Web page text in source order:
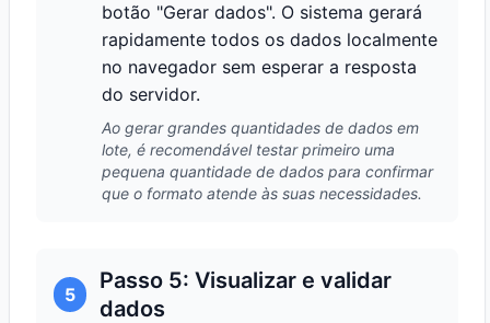
botão "Gerar dados". O sistema gerará
rapidamente todos os dados localmente
no navegador sem esperar a resposta
do servidor.
Ao gerar grandes quantidades de dados em
lote, é recomendável testar primeiro uma
pequena quantidade de dados para confirmar
que o formato atende às suas necessidades.
5
Passo 5: Visualizar e validar
dados